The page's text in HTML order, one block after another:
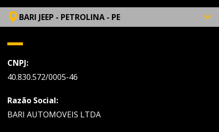
BARI JEEP - PETROLINA - PE
CNPJ:
40.830.572/0005-46
Razão Social:
BARI AUTOMOVEIS LTDA